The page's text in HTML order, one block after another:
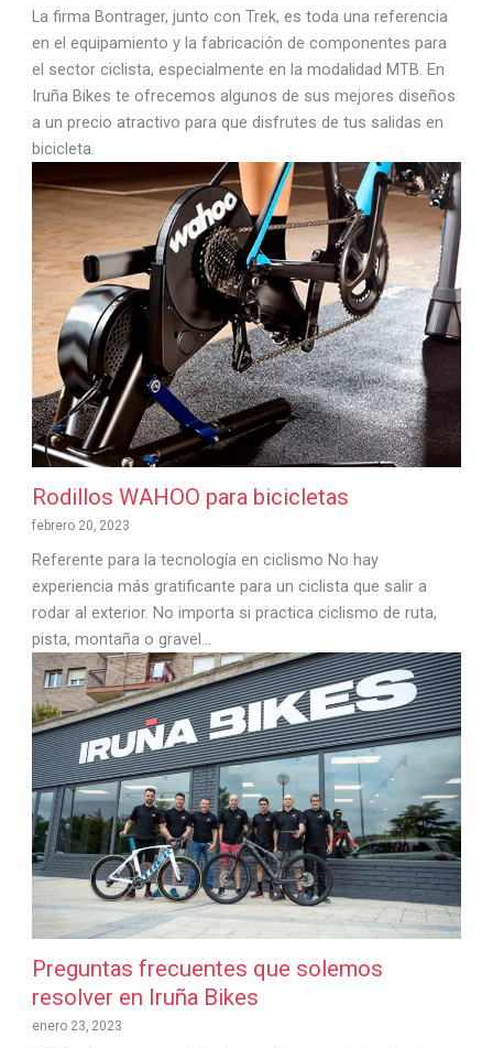
La firma Bontrager, junto con Trek, es toda una referencia
en el equipamiento y la fabricación de componentes para
el sector ciclista, especialmente en la modalidad MTB. En
Iruña Bikes te ofrecemos algunos de sus mejores diseños
a un precio atractivo para que disfrutes de tus salidas en
bicicleta.
Rodillos WAHOO para bicicletas
febrero 20, 2023
Referente para la tecnología en ciclismo No hay
experiencia más gratificante para un ciclista que salir a
rodar al exterior. No importa si practica ciclismo de ruta,
pista, montaña o gravel...
Preguntas frecuentes que solemos
resolver en Iruña Bikes
enero 23, 2023